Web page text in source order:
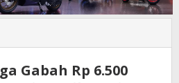
Rp Gabah Rp 6.500